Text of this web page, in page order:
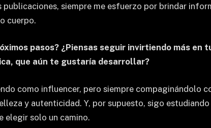
publicaciones, siempre me esfuerzo por brindar
cuerpo.
pasos? ¿Piensas seguir invirtiendo más
que aún te gustaría desarrollar?
como influencer, pero siempre compaginándolo
y autenticidad. Y, por supuesto, sigo
elegir solo un camino.